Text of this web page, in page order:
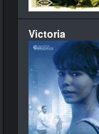
Victoria